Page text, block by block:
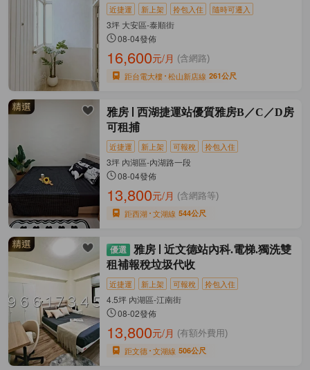
近捷運 新上架 拎包入住 隨時可遷入
3坪 大安區-泰順街
08-04發佈
16,600元/月 (含網路)
距台電大樓 松山新店線 261公尺
雅房
西湖捷運站優質雅房B／C／D房
可租捕
近捷運 新上架 可報稅 拎包入住
3坪 內湖區-內湖路一段
08-04發佈
13,800元/月 (含網路等)
距西湖 文湖線 544公尺
雅房
近文德站內科.電梯.獨洗雙
租補報稅垃圾代收
近捷運 新上架 可報稅 拎包入住
4.5坪 內湖區-江南街
08-02發佈
13,800元/月 (有額外費用)
距文德 文湖線 506公尺